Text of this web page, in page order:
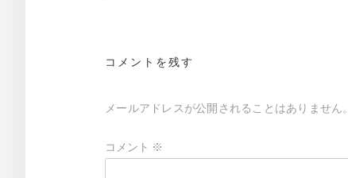
ゲ
シ
ョ
コメントを残す
メールアドレスが公開されることはありません。
コメント ※